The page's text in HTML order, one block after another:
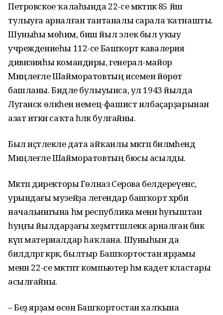
Петровское ҡалаһында 22-се мәктәпкә 85 йәш
тулыуға арналған тантаналы сарала ҡатнашты.
Шуныһы мөһим, биш йыл элек был уҡыу
учреждениеһы 112-се Башҡорт кавалерия
дивизияһы командиры, генерал-майор
Миңлеғәле Шайморатовтың исемен йөрөтә
башланы. Бидәле булыуынса, ул 1943 йылда
Луганск өлкәһен немец-фашист илбаҫарҙарынан
азат иткән саҡта һәләк булғайны.
Был иҫтәлекле дата айҡанлы мәктәп биләмәһендә
Миңлеғәле Шайморатовтың бюсы асылды.
Мәктәп директоры Гөлназ Серова белдереүенсә,
урындағы музейҙа легендар башҡорт хәрби
начальнигына һәм республика менән һуғыштан
һуңғы йылдарҙағы хеҙмәттәшлеккә арналған бик
күп материалдар һаҡлана. Шуныһын да
билдәләргә кәрәк, былтыр Башҡортостан ярҙамы
менән 22-се мәктәптә компьютер һәм кадет кластары
асылғайны.
– Беҙ ярҙам өсөн Башҡортостан халҡына